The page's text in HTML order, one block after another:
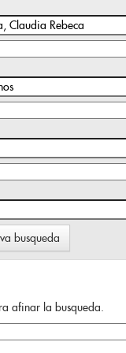
busqueda
afinar la busqueda.